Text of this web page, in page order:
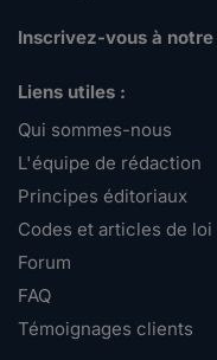
Inscrivez-vous à
Liens utiles :
Qui sommes-nous
L'équipe de rédaction
Principes éditoriaux
Codes et articles de loi
Forum
FAQ
Témoignages clients